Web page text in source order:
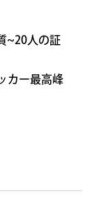
~20人の証
カー最高峰